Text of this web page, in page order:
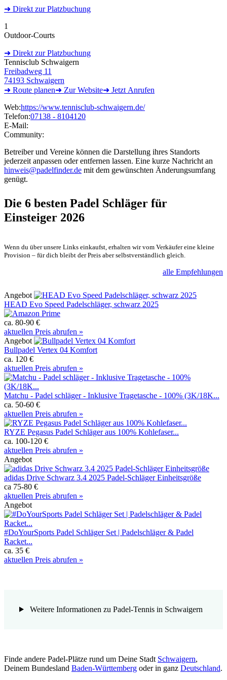
➜ Direkt zur Platzbuchung
1
Outdoor-Courts
➜ Direkt zur Platzbuchung
Tennisclub Schwaigern
Freibadweg 11
74193 Schwaigern
➜ Route planen➜ ZurWebsite➜ Jetzt Anrufen
Web:https://www.tennisclub-schwaigern.de/
Telefon:07138 - 8104120
E-Mail:
Community:
Betreiber und Vereine können die Darstellung ihres Standorts
jederzeit anpassen oder entfernen lassen. Eine kurze Nachricht an
hinweis@padelfinder.de mit dem gewünschten Änderungsumfang
genügt.
Die 6 besten Padel Schläger für
Einsteiger 2026
Wenn du über unsere Links einkaufst, erhalten wir vom Verkäufer eine kleine
Provision – für dich bleibt der Preis aber selbstverständlich gleich.
alle Empfehlungen
Angebot
HEAD Evo Speed Padelschläger, schwarz 2025
ca. 80-90 €
aktuellen Preis abrufen »
Angebot
Bullpadel Vertex 04 Komfort
ca. 120 €
aktuellen Preis abrufen »
Matchu - Padel schläger - Inklusive Tragetasche - 100% (3K/18K...
ca. 50-60 €
aktuellen Preis abrufen »
RYZE Pegasus Padel Schläger aus 100% Kohlefaser...
ca. 100-120 €
aktuellen Preis abrufen »
Angebot
adidas Drive Schwarz 3.4 2025 Padel-Schläger Einheitsgröße
ca 75-80 €
aktuellen Preis abrufen »
Angebot
#DoYourSports Padel Schläger Set | Padelschläger & Padel
Racket...
ca. 35 €
aktuellen Preis abrufen »
Weitere Informationen zu Padel-Tennis in Schwaigern
Finde andere Padel-Plätze rund um Deine Stadt Schwaigern,
Deinem Bundesland Baden-Württemberg oder in ganz Deutschland.